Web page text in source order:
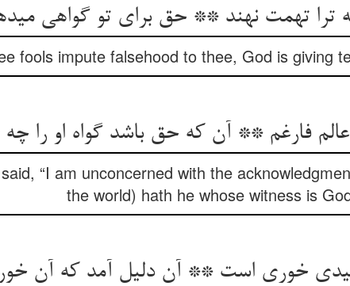
ترا تهمت نهند ** حق برای تو گواهی
fools impute falsehood to thee, God is giving
عالم فارغم ** آن که حق باشد گواه او را
“I am unconcerned with the
the world) hath he whose witness is
خوری است ** آن دلیل آمد که آن